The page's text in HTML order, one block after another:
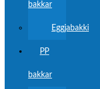
bakkar
Eggjabakki
PP
bakkar